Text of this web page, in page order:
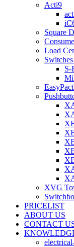
Acti9
Square
Load
S-
XVG
PRICELIST
ABOUT US
CONTACT